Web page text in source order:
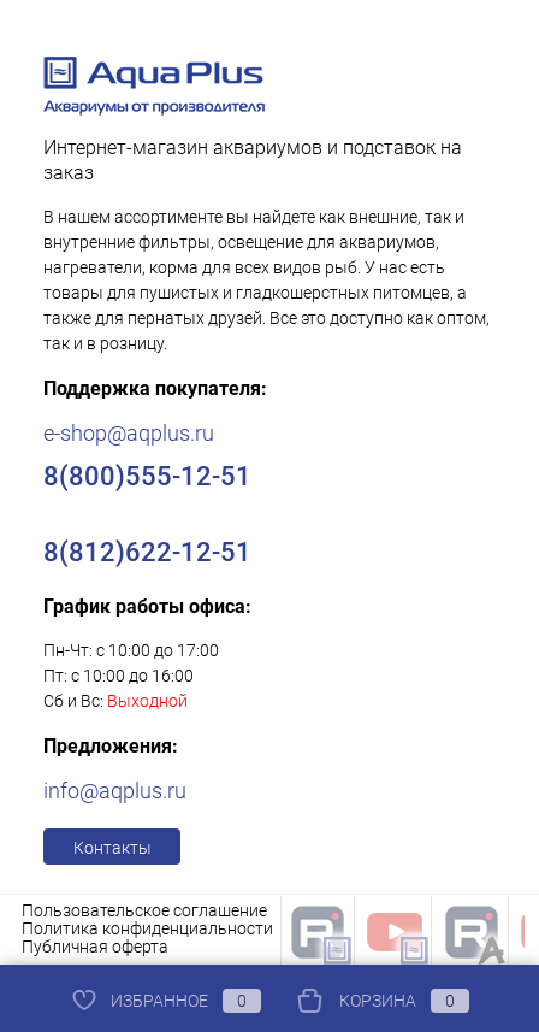
Интернет-магазин аквариумов и подставок на
заказ
В нашем ассортименте вы найдете как внешние, так и
внутренние фильтры, освещение для аквариумов,
нагреватели, корма для всех видов рыб. У нас есть
товары для пушистых и гладкошерстных питомцев, а
также для пернатых друзей. Все это доступно как оптом,
так и в розницу.
Поддержка покупателя:
e-shop@aqplus.ru
8(800)555-12-51
8(812)622-12-51
График работы офиса:
Пн-Чт: с 10:00 до 17:00
Пт: с 10:00 до 16:00
Сб и Вс: Выходной
Предложения:
info@aqplus.ru
Контакты
Пользовательское соглашение
Политика конфиденциальности
Публичная оферта
ИЗБРАННОЕ 0 КОРЗИНА 0